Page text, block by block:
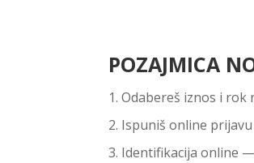
POZAJMICA
Odabereš iznos i rok
Ispuniš online
Identifikacija online